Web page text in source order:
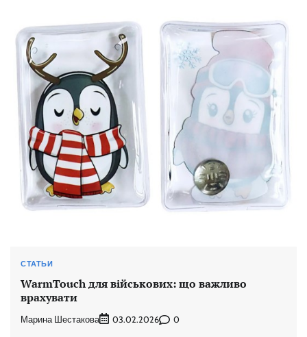
СТАТЬИ
WarmTouch для військових: що важливо
врахувати
Марина Шестакова 03.02.2026 0